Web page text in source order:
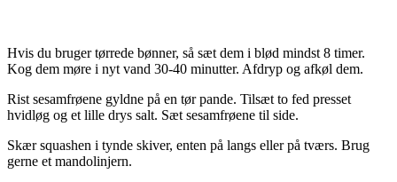
Hvis du bruger tørrede bønner, så sæt dem i blød mindst 8 timer.
Kog dem møre i nyt vand 30-40 minutter. Afdryp og afkøl dem.
Rist sesamfrøene gyldne på en tør pande. Tilsæt to fed presset
hvidløg og et lille drys salt. Sæt sesamfrøene til side.
Skær squashen i tynde skiver, enten på langs eller på tværs. Brug
gerne et mandolinjern.